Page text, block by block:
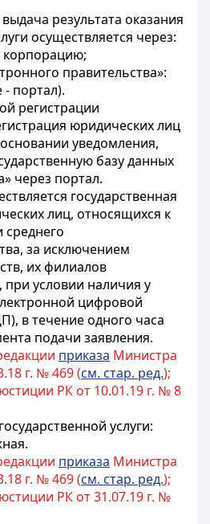
результата оказания
осуществляется через:
корпорацию;
правительства»:
- портал).
регистрации
юридических лиц
уведомления,
базу данных
через портал.
государственная
лиц, относящихся к
среднего
за исключением
их филиалов
при условии наличия у
цифровой
в течение одного часа
подачи заявления.
приказа Министра
г. № 469 (см. стар. ред.);
РК от 10.01.19 г. № 8
услуги:
приказа Министра
г. № 469 (см. стар. ред.);
РК от 31.07.19 г. №